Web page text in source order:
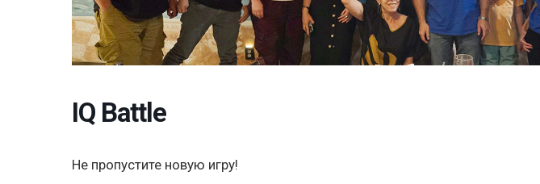
IQ Battle
Не пропустите новую игру!